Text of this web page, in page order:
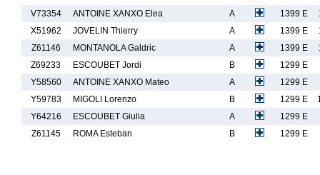
V73354
ANTOINE XANXO Elea A 1399 E
X51962
JOVELIN Thierry A 1399 E
Z61146
MONTANOLA Galdric A 1399 E
Z69233
ESCOUBET Jordi B
1299 E
Y58560
ANTOINE XANXO Mateo A
1299 E
Y59783
MIGOLI Lorenzo B 1299 E
Y64216
ESCOUBET Giulia A
1299 E
Z61145
ROMA Esteban B 1299 E